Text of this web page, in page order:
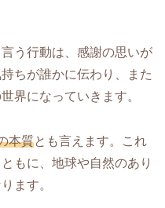
う行動は、感謝の思いが
ちが誰かに伝わり、また
界になっていきます。
本質とも言えます。これ
もに、地球や自然のあり
ます。